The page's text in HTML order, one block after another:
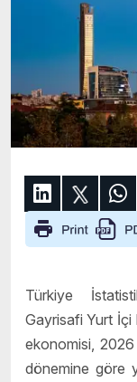
Türkiye
Gayrisafi Yurt İçi
ekonomisi, 2026
dönemine göre